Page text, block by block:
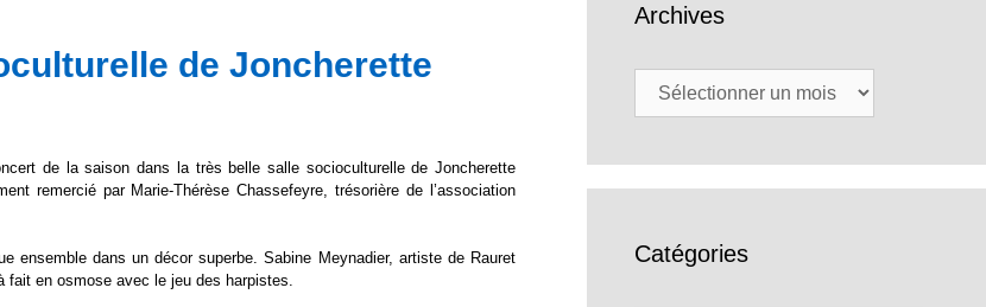
de Joncherette
de la saison dans la très belle salle socioculturelle de Joncherette
remercié par Marie-Thérèse Chassefeyre, trésorière de l’association
ensemble dans un décor superbe. Sabine Meynadier, artiste de Rauret
fait en osmose avec le jeu des harpistes.
Archives
Archives
Catégories